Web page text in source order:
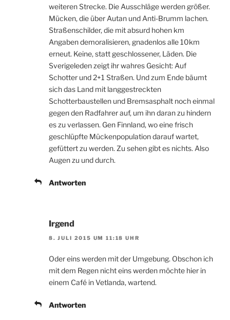
weiteren Strecke. Die Ausschläge werden größer.
Mücken, die über Autan und Anti-Brumm lachen.
Straßenschilder, die mit absurd hohen km
Angaben demoralisieren, gnadenlos alle 10km
erneut. Keine, statt geschlossener, Läden. Die
Sverigeleden zeigt ihr wahres Gesicht: Auf
Schotter und 2+1 Straßen. Und zum Ende bäumt
sich das Land mit langgestreckten
Schotterbaustellen und Bremsasphalt noch einmal
gegen den Radfahrer auf, um ihn daran zu hindern
es zu verlassen. Gen Finnland, wo eine frisch
geschlüpfte Mückenpopulation darauf wartet,
gefüttert zu werden. Zu sehen gibt es nichts. Also
Augen zu und durch.
Antworten
Irgend
8. JULI 2015 UM 11:18 UHR
Oder eins werden mit der Umgebung. Obschon ich
mit dem Regen nicht eins werden möchte hier in
einem Café in Vetlanda, wartend.
Antworten